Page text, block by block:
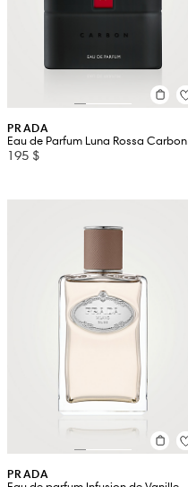
PRADA
Eau de Parfum Luna Rossa Carbon
195 $
PRADA